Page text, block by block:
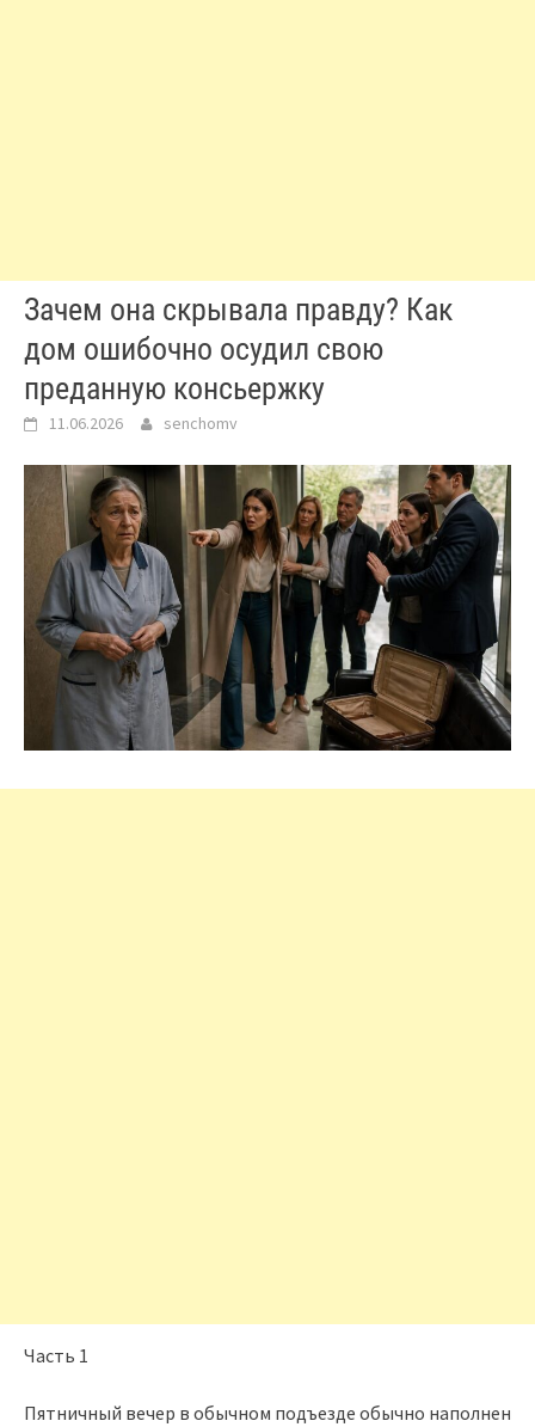
Зачем она скрывала правду? Как
дом ошибочно осудил свою
преданную консьержку
11.06.2026 senchomv
Часть 1
Пятничный вечер в обычном подъезде обычно наполнен